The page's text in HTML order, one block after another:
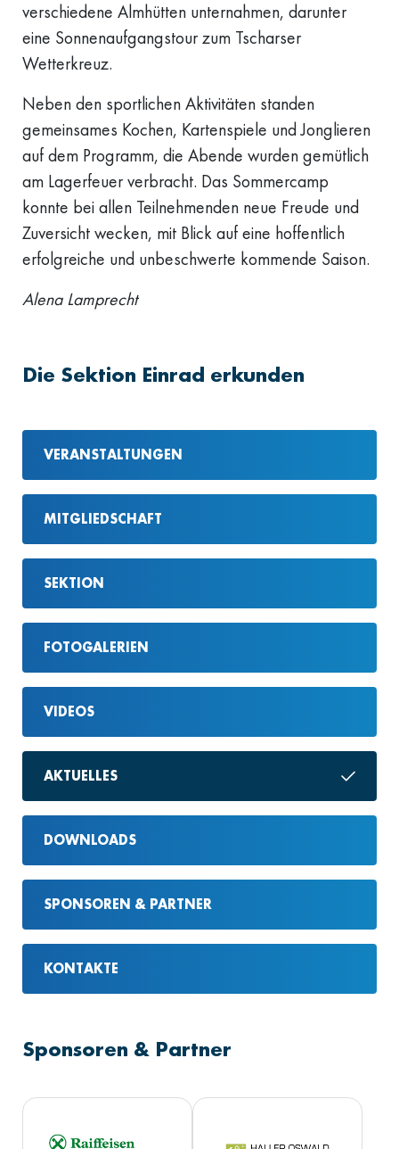
verschiedene Almhütten unternahmen, darunter
eine Sonnenaufgangstour zum Tscharser
Wetterkreuz.
Neben den sportlichen Aktivitäten standen
gemeinsames Kochen, Kartenspiele und Jonglieren
auf dem Programm, die Abende wurden gemütlich
am Lagerfeuer verbracht. Das Sommercamp
konnte bei allen Teilnehmenden neue Freude und
Zuversicht wecken, mit Blick auf eine hoffentlich
erfolgreiche und unbeschwerte kommende Saison.
Alena Lamprecht
Die Sektion Einrad erkunden
VERANSTALTUNGEN
MITGLIEDSCHAFT
SEKTION
FOTOGALERIEN
VIDEOS
AKTUELLES
DOWNLOADS
SPONSOREN & PARTNER
KONTAKTE
Sponsoren & Partner